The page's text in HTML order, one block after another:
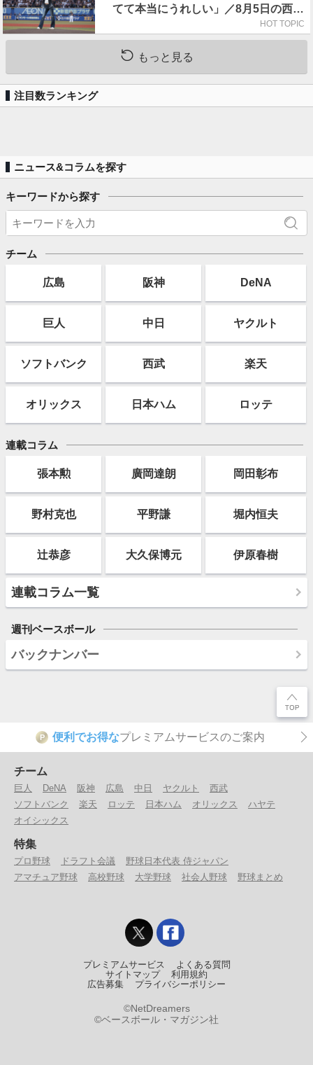
てて本当にうれしい」／8月5日の西武
HOT TOPIC
もっと見る
注目数ランキング
ニュース&コラムを探す
キーワードから探す
チーム
広島 阪神 DeNA
巨人 中日 ヤクルト
ソフトバンク 西武 楽天
オリックス 日本ハム ロッテ
連載コラム
張本勲 廣岡達朗 岡田彰布
野村克也 平野謙 堀内恒夫
辻恭彦 大久保博元 伊原春樹
連載コラム一覧
週刊ベースボール
バックナンバー
P 便利でお得なプレミアムサービスのご案内
チーム
巨人 DeNA 阪神 広島 中日 ヤクルト
西武
ソフトバンク
楽天 ロッテ 日本ハム オリックス
ハヤテ
オイシックス
特集
プロ野球 ドラフト会議
野球日本代表 侍ジャパン
アマチュア野球
高校野球 大学野球 社会人野球 野球まとめ
プレミアムサービス
よくある質問
サイトマップ
利用規約
広告募集
プライバシーポリシー
©NetDreamers
©ベースボール・マガジン社